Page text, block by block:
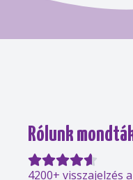
Rólunk
4200+ visszajelzés